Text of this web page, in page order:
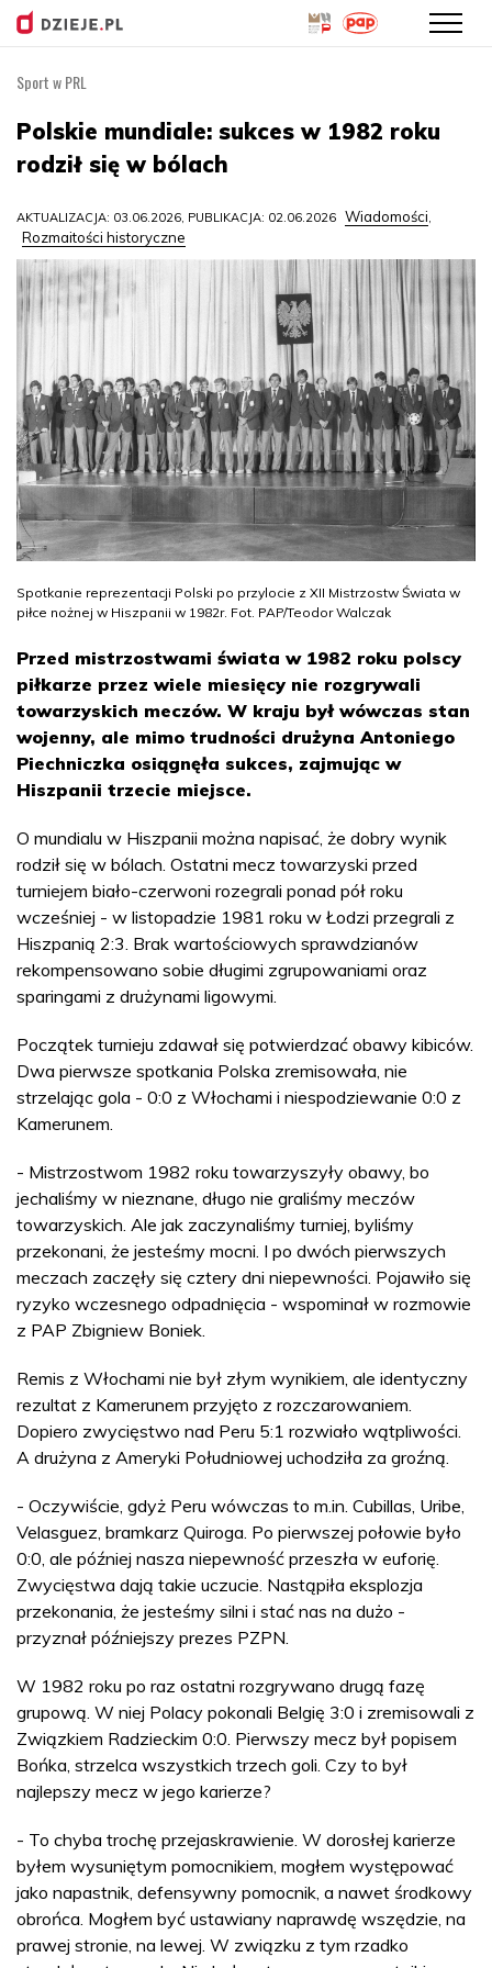
treści
Sport w PRL
Polskie mundiale: sukces w 1982 roku
rodził się w bólach
AKTUALIZACJA: 03.06.2026, PUBLIKACJA: 02.06.2026 Wiadomości,
Rozmaitości historyczne
Spotkanie reprezentacji Polski po przylocie z XII Mistrzostw Świata w
piłce nożnej w Hiszpanii w 1982r. Fot. PAP/Teodor Walczak
Przed mistrzostwami świata w 1982 roku polscy
piłkarze przez wiele miesięcy nie rozgrywali
towarzyskich meczów. W kraju był wówczas stan
wojenny, ale mimo trudności drużyna Antoniego
Piechniczka osiągnęła sukces, zajmując w
Hiszpanii trzecie miejsce.
O mundialu w Hiszpanii można napisać, że dobry wynik
rodził się w bólach. Ostatni mecz towarzyski przed
turniejem biało-czerwoni rozegrali ponad pół roku
wcześniej - w listopadzie 1981 roku w Łodzi przegrali z
Hiszpanią 2:3. Brak wartościowych sprawdzianów
rekompensowano sobie długimi zgrupowaniami oraz
sparingami z drużynami ligowymi.
Początek turnieju zdawał się potwierdzać obawy kibiców.
Dwa pierwsze spotkania Polska zremisowała, nie
strzelając gola - 0:0 z Włochami i niespodziewanie 0:0 z
Kamerunem.
- Mistrzostwom 1982 roku towarzyszyły obawy, bo
jechaliśmy w nieznane, długo nie graliśmy meczów
towarzyskich. Ale jak zaczynaliśmy turniej, byliśmy
przekonani, że jesteśmy mocni. I po dwóch pierwszych
meczach zaczęły się cztery dni niepewności. Pojawiło się
ryzyko wczesnego odpadnięcia - wspominał w rozmowie
z PAP Zbigniew Boniek.
Remis z Włochami nie był złym wynikiem, ale identyczny
rezultat z Kamerunem przyjęto z rozczarowaniem.
Dopiero zwycięstwo nad Peru 5:1 rozwiało wątpliwości.
A drużyna z Ameryki Południowej uchodziła za groźną.
- Oczywiście, gdyż Peru wówczas to m.in. Cubillas, Uribe,
Velasguez, bramkarz Quiroga. Po pierwszej połowie było
0:0, ale później nasza niepewność przeszła w euforię.
Zwycięstwa dają takie uczucie. Nastąpiła eksplozja
przekonania, że jesteśmy silni i stać nas na dużo -
przyznał późniejszy prezes PZPN.
W 1982 roku po raz ostatni rozgrywano drugą fazę
grupową. W niej Polacy pokonali Belgię 3:0 i zremisowali z
Związkiem Radzieckim 0:0. Pierwszy mecz był popisem
Bońka, strzelca wszystkich trzech goli. Czy to był
najlepszy mecz w jego karierze?
- To chyba trochę przejaskrawienie. W dorosłej karierze
byłem wysuniętym pomocnikiem, mogłem występować
jako napastnik, defensywny pomocnik, a nawet środkowy
obrońca. Mogłem być ustawiany naprawdę wszędzie, na
prawej stronie, na lewej. W związku z tym rzadko